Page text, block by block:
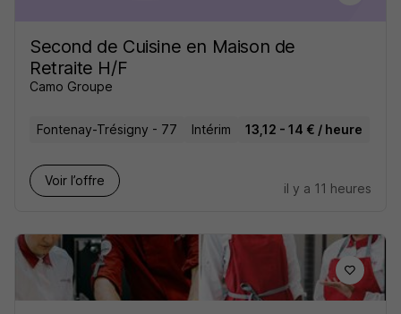
Second de Cuisine en Maison de
Retraite H/F
Camo Groupe
Fontenay-Trésigny - 77 Intérim 13,12 - 14 € / heure
Voir l’offre
il y a 11 heures